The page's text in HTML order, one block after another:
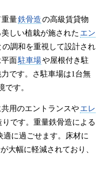
重量鉄骨造の高級賃貸物
しい植栽が施された エン
調和を重視して設計され
面駐車場や屋根付き駐
です。さ駐車場は1台無
す。
用のエントランスやエレ
です。重量鉄骨造による
に過ごせます。床材に
大幅に軽減されており、